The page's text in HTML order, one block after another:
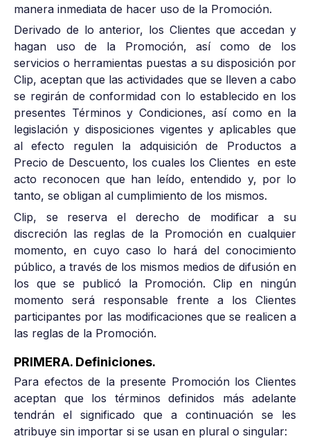
manera inmediata de hacer uso de la Promoción.
Derivado de lo anterior, los Clientes que accedan y
hagan uso de la Promoción, así como de los
servicios o herramientas puestas a su disposición por
Clip, aceptan que las actividades que se lleven a cabo
se regirán de conformidad con lo establecido en los
presentes Términos y Condiciones, así como en la
legislación y disposiciones vigentes y aplicables que
al efecto regulen la adquisición de Productos a
Precio de Descuento, los cuales los Clientes en este
acto reconocen que han leído, entendido y, por lo
tanto, se obligan al cumplimiento de los mismos.
Clip, se reserva el derecho de modificar a su
discreción las reglas de la Promoción en cualquier
momento, en cuyo caso lo hará del conocimiento
público, a través de los mismos medios de difusión en
los que se publicó la Promoción. Clip en ningún
momento será responsable frente a los Clientes
participantes por las modificaciones que se realicen a
las reglas de la Promoción.
PRIMERA. Definiciones.
Para efectos de la presente Promoción los Clientes
aceptan que los términos definidos más adelante
tendrán el significado que a continuación se les
atribuye sin importar si se usan en plural o singular: